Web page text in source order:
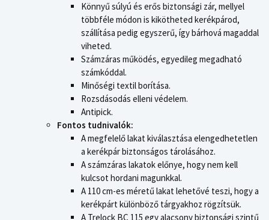
Könnyű súlyú és erős biztonsági zár, mellyel
többféle módon is kikötheted kerékpárod,
szállítása pedig egyszerű, így bárhová magaddal
viheted.
Számzáras működés, egyedileg megadható
számkóddal.
Minőségi textil borítása.
Rozsdásodás elleni védelem.
Antipick.
Fontos tudnivalók:
A megfelelő lakat kiválasztása elengedhetetlen
a kerékpár biztonságos tárolásához.
A számzáras lakatok előnye, hogy nem kell
kulcsot hordani magunkkal.
A 110 cm-es méretű lakat lehetővé teszi, hogy a
kerékpárt különböző tárgyakhoz rögzítsük.
A Trelock BC 115 egy alacsony biztonsági szintű